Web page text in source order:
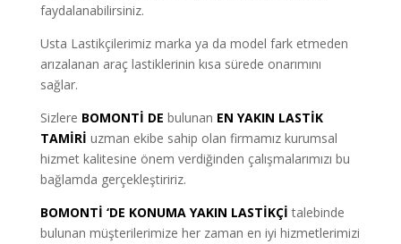
faydalanabilirsiniz.
Usta Lastikçilerimiz marka ya da model fark etmeden
arızalanan araç lastiklerinin kısa sürede onarımını
sağlar.
Sizlere BOMONTİ DE bulunan EN YAKIN LASTİK
TAMİRİ uzman ekibe sahip olan firmamız kurumsal
hizmet kalitesine önem verdiğinden çalışmalarımızı bu
bağlamda gerçekleştiririz.
BOMONTİ ‘DE KONUMA YAKIN LASTİKÇİ talebinde
bulunan müşterilerimize her zaman en iyi hizmetlerimizi